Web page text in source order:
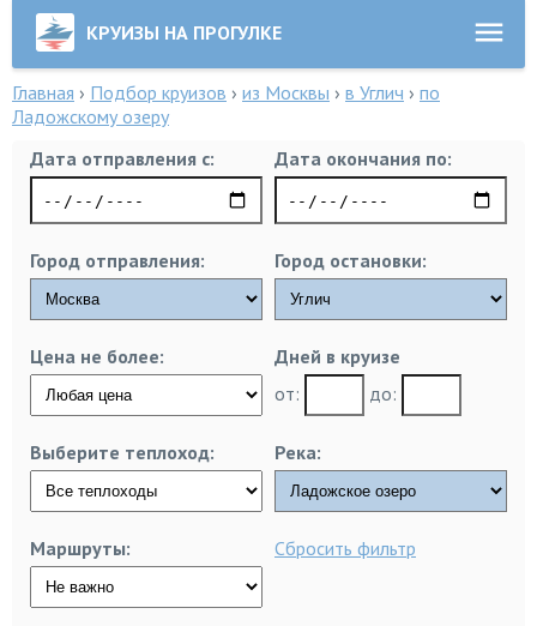
КРУИЗЫ НА ПРОГУЛКЕ
Главная › Подбор круизов › из Москвы › в Углич › по
Ладожскому озеру
Дата отправления с:
Дата окончания по:
Город отправления: Город остановки:
Цена не более:
Дней в круизе
от:
до:
Выберите теплоход: Река:
Маршруты: Сбросить фильтр